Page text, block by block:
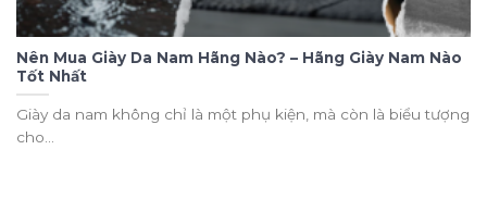
Nên Mua Giày Da Nam Hãng Nào? – Hãng Giày Nam Nào
Tốt Nhất
Giày da nam không chỉ là một phụ kiện, mà còn là biểu tượng
cho...